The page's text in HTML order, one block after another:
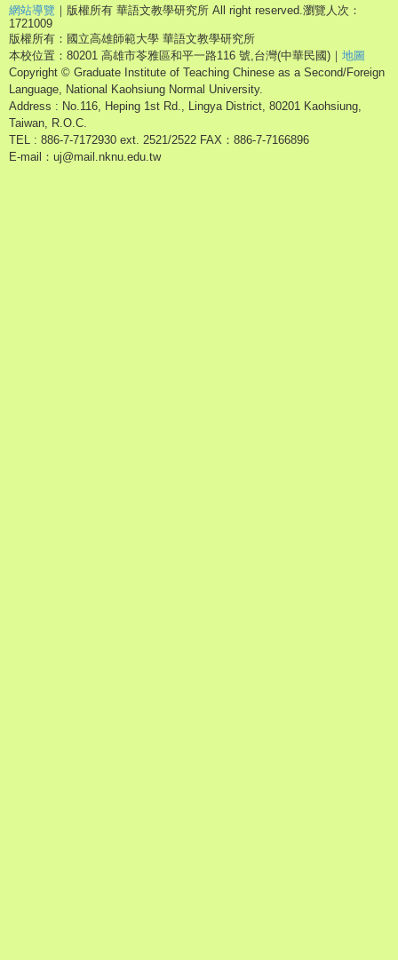
網站導覽 ｜版權所有 華語文教學研究所 All right reserved. 瀏覽人次：
1721009
版權所有：國立高雄師範大學 華語文教學研究所
本校位置：80201 高雄市苓雅區和平一路116 號,台灣(中華民國)｜ 地圖
Copyright © Graduate Institute of Teaching Chinese as a Second/Foreign
Language, National Kaohsiung Normal University.
Address : No.116, Heping 1st Rd., Lingya District, 80201 Kaohsiung,
Taiwan, R.O.C.
TEL : 886-7-7172930 ext. 2521/2522 FAX：886-7-7166896
E-mail：uj@mail.nknu.edu.tw